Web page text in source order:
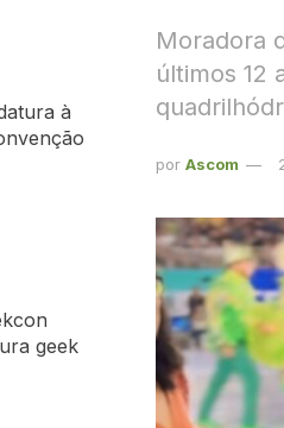
Moradora
últimos 12
por Ascom
à
geek